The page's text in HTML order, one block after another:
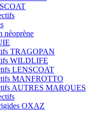
néoprène
TRAGOPAN
WILDLIFE
LENSCOAT
MANFROTTO
AUTRES MARQUES
OXAZ